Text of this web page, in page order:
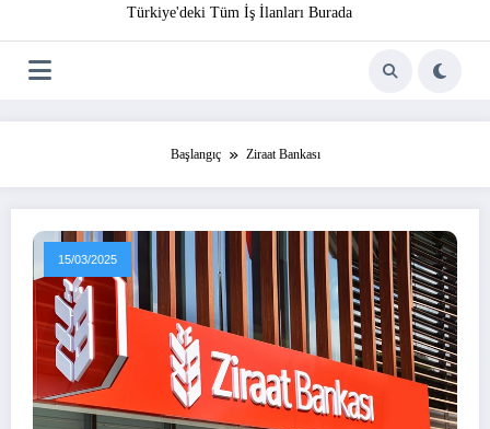
Türkiye'deki Tüm İş İlanları Burada
Başlangıç Ziraat Bankası
15/03/2025